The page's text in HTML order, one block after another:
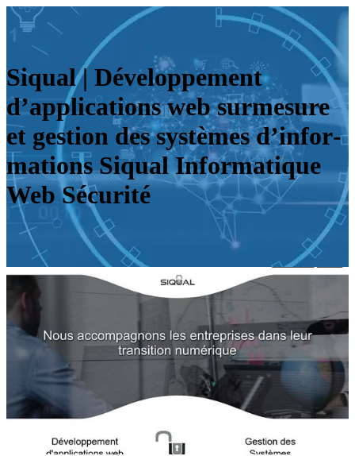
Siqual | Dévelop­pe­ment
d’applica­tions web surmesure
et gestion des systèmes d’infor­
ma­tions Siqual Infor­mati­que
Web Sécurité